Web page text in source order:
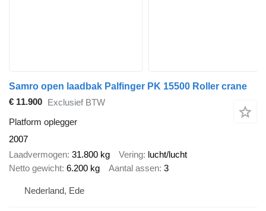
Samro open laadbak Palfinger PK 15500 Roller crane
€ 11.900 Exclusief BTW
Platform oplegger
2007
Laadvermogen 31.800 kg Vering lucht/lucht
Netto gewicht 6.200 kg Aantal assen 3
Nederland, Ede